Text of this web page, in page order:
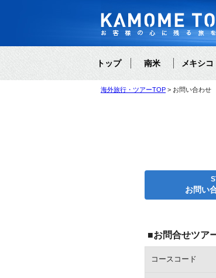
トップ 南米 メキシ
海外旅行・ツアーTOP お問い合わせ
お問い
■お問合せツア
コースコード